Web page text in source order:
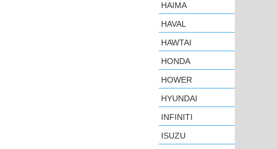
HAIMA
HAVAL
HAWTAI
HONDA
HOWER
HYUNDAI
INFINITI
ISUZU